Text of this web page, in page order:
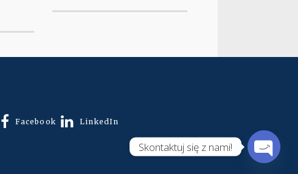
Facebook LinkedIn
Skontaktuj się z nami!
Open